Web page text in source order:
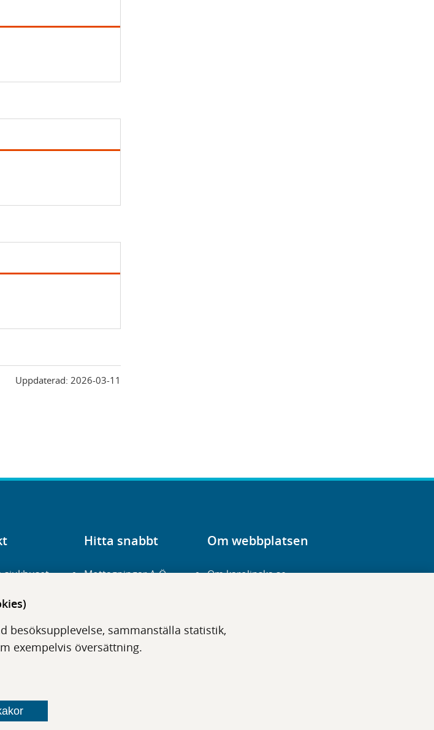
besöksupplevelse, sammanställa statistik,
exempelvis översättning.
Uppdaterad: 2026-03-11
sjukhuset
Hitta snabbt
Mottagningar A-Ö
Digitala tjänster
Om webbplatsen
Om karolinska.se
Tillgänglighet